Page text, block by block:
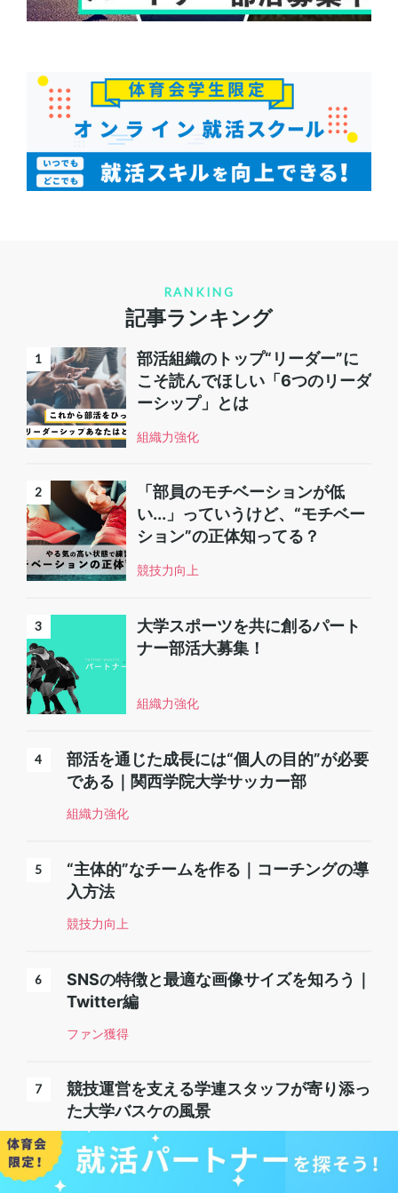
RANKING
記事ランキング
部活組織のトップ“リーダー”に
こそ読んでほしい「6つのリーダ
ーシップ」とは
組織力強化
「部員のモチベーションが低
い...」っていうけど、“モチベー
ション”の正体知ってる？
競技力向上
大学スポーツを共に創るパート
ナー部活大募集！
組織力強化
部活を通じた成長には“個人の目的”が必要
である｜関西学院大学サッカー部
組織力強化
“主体的”なチームを作る｜コーチングの導
入方法
競技力向上
SNSの特徴と最適な画像サイズを知ろう｜
Twitter編
ファン獲得
競技運営を支える学連スタッフが寄り添っ
た大学バスケの風景
ファン獲得